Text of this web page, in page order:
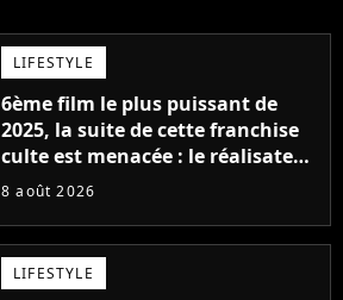
LIFESTYLE
6ème film le plus puissant de
2025, la suite de cette franchise
culte est menacée : le réalisateur
claque la porte pour "différends
8 août 2026
LIFESTYLE